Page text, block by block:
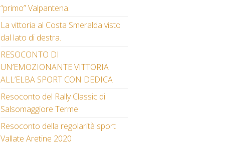
“primo” Valpantena.
La vittoria al Costa Smeralda visto
dal lato di destra.
RESOCONTO DI
UN’EMOZIONANTE VITTORIA
ALL’ELBA SPORT CON DEDICA
Resoconto del Rally Classic di
Salsomaggiore Terme
Resoconto della regolarità sport
Vallate Aretine 2020